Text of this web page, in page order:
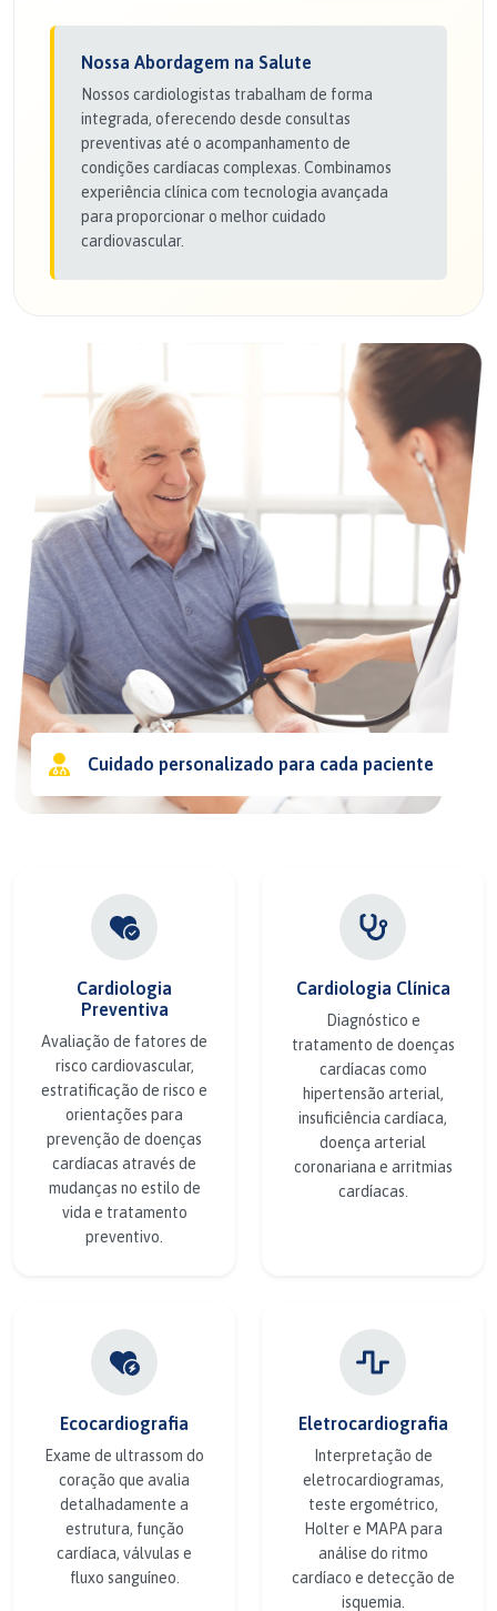
Nossa Abordagem na Salute
Nossos cardiologistas trabalham de forma
integrada, oferecendo desde consultas
preventivas até o acompanhamento de
condições cardíacas complexas. Combinamos
experiência clínica com tecnologia avançada
para proporcionar o melhor cuidado
cardiovascular.
Cuidado personalizado para cada paciente
Cardiologia
Preventiva
Avaliação de fatores de
risco cardiovascular,
estratificação de risco e
orientações para
prevenção de doenças
cardíacas através de
mudanças no estilo de
vida e tratamento
preventivo.
Cardiologia Clínica
Diagnóstico e
tratamento de doenças
cardíacas como
hipertensão arterial,
insuficiência cardíaca,
doença arterial
coronariana e arritmias
cardíacas.
Ecocardiografia
Exame de ultrassom do
coração que avalia
detalhadamente a
estrutura, função
cardíaca, válvulas e
fluxo sanguíneo.
Eletrocardiografia
Interpretação de
eletrocardiogramas,
teste ergométrico,
Holter e MAPA para
análise do ritmo
cardíaco e detecção de
isquemia.